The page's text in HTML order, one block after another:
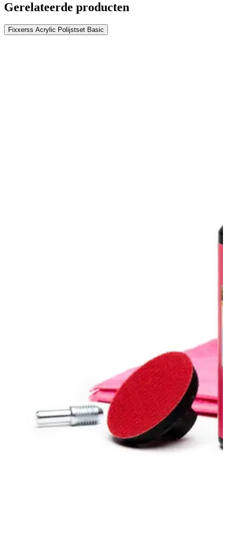
Gerelateerde producten
Fixxerss Acrylic Polijstset Basic